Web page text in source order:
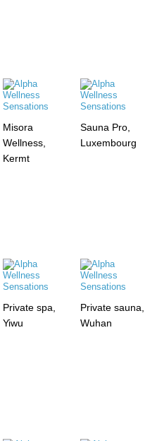
Misora
Wellness,
Kermt
Sauna Pro,
Luxembourg
Private spa,
Yiwu
Private sauna,
Wuhan